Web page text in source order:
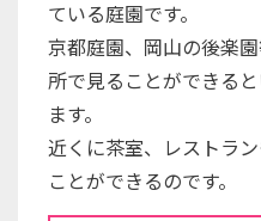
ている庭園です。
京都庭園、岡山の後楽
所で見ることができる
ます。
近くに茶室、レストラ
ことができるのです。